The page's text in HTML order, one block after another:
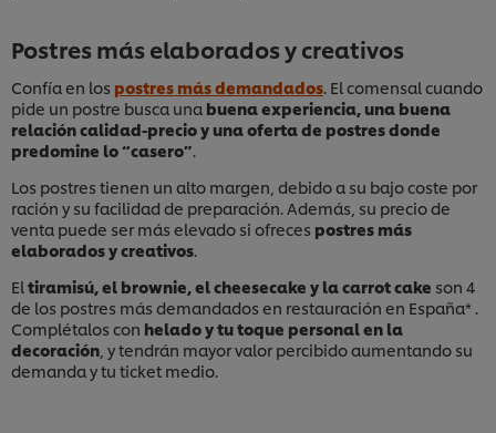
Postres más elaborados y creativos
Confía en los postres más demandados . El comensal cuando
pide un postre busca una buena experiencia, una buena
relación calidad-precio y una oferta de postres donde
predomine lo “casero”
Los postres tienen un alto margen, debido a su bajo coste por
ración y su facilidad de preparación. Además, su precio de
venta puede ser más elevado si ofreces postres más
elaborados y creativos
El tiramisú, el brownie, el cheesecake y la carrot cake son 4
de los postres más demandados en restauración en España* .
Complétalos con helado y tu toque personal en la
decoración , y tendrán mayor valor percibido aumentando su
demanda y tu ticket medio.